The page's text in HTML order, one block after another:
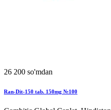
26 200 so'mdan
Ran-Dit-150 tab. 150mg №100